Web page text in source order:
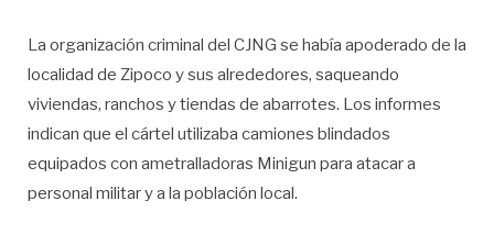
La organización criminal del CJNG se había apoderado de la
localidad de Zipoco y sus alrededores, saqueando
viviendas, ranchos y tiendas de abarrotes. Los informes
indican que el cártel utilizaba camiones blindados
equipados con ametralladoras Minigun para atacar a
personal militar y a la población local.